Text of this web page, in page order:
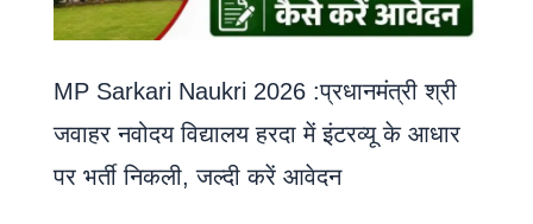
MP Sarkari Naukri 2026 :प्रधानमंत्री श्री
जवाहर नवोदय विद्यालय हरदा में इंटरव्यू के आधार
पर भर्ती निकली, जल्दी करें आवेदन